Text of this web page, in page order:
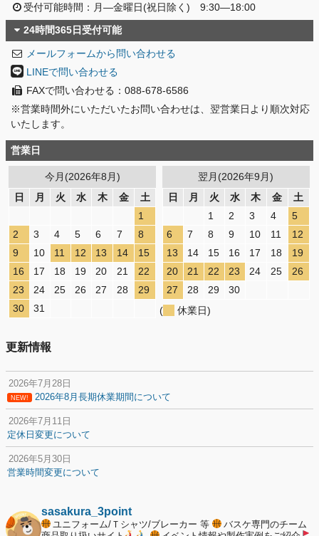
受付可能時間：月―金曜日(祝日除く) 9:30―18:00
24時間365日受付可能
メールフォームから問い合わせる
LINEで問い合わせる
FAXで問い合わせる：088-678-6586
※営業時間外にいただいたお問い合わせは、翌営業日より順次対応
いたします。
営業日
今月(2026年8月)
日
月 火 水 木 金
土
1
2
3 4 5 6 7
8
9
10 11 12 13 14
15
16
17 18 19 20 21
22
23
24 25 26 27 28
29
30
31
翌月(2026年9月)
日
月 火 水 木 金
土
1
2 3 4
5
6
7 8 9 10 11
12
13
14 15 16 17 18
19
20
21 22 23 24 25
26
27
28 29
30
(
休業日)
更新情報
2026年7月28日
NEW! 2026年8月長期休業期間について
2026年7月11日
定休日変更について
2026年5月30日
営業時間変更について
納期遅延について
sasakura_3point
ユニフォーム/Ｔシャツ/ブレーカー 等
バスケ専門のチーム